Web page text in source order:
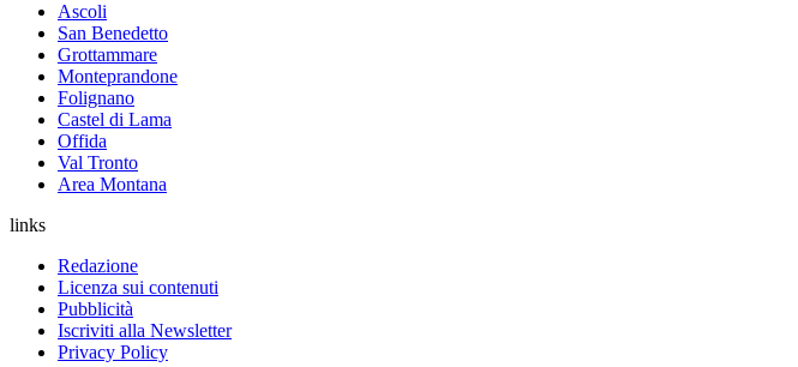
Ascoli
San Benedetto
Grottammare
Monteprandone
Folignano
Castel di Lama
Offida
Val Tronto
Area Montana
links
Redazione
Licenza sui contenuti
Pubblicità
Iscriviti alla Newsletter
Privacy Policy